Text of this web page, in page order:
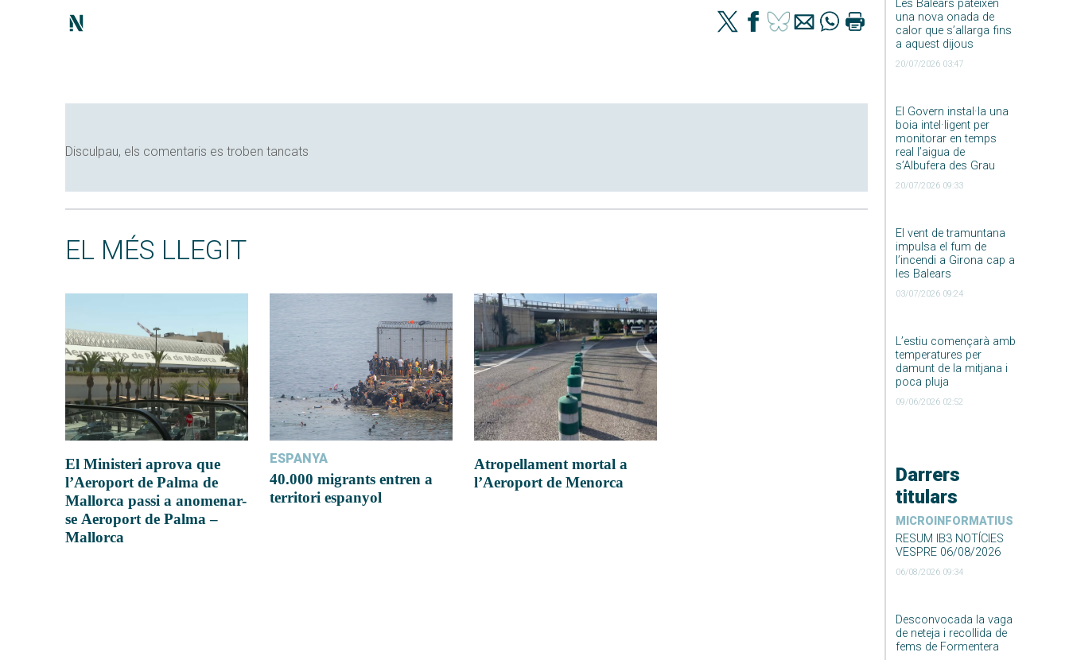
Les Balears pateixen
una nova onada de
calor que s’allarga fins
a aquest dijous
20/07/2026 03:47
El Govern instal·la una
boia intel·ligent per
monitorar en temps
real l’aigua de
s’Albufera des Grau
20/07/2026 09:33
El vent de tramuntana
impulsa el fum de
l’incendi a Girona cap a
les Balears
03/07/2026 09:24
L’estiu començarà amb
temperatures per
damunt de la mitjana i
poca pluja
09/06/2026 02:52
Darrers
titulars
MICROINFORMATIUS
RESUM IB3 NOTÍCIES
VESPRE 06/08/2026
06/08/2026 09:34
Desconvocada la vaga
de neteja i recollida de
fems de Formentera
Disculpau, els comentaris es troben tancats
EL MÉS LLEGIT
El Ministeri aprova que
l’Aeroport de Palma de
Mallorca passi a anomenar-
se Aeroport de Palma –
Mallorca
ESPANYA
40.000 migrants entren a
territori espanyol
Atropellament mortal a
l’Aeroport de Menorca